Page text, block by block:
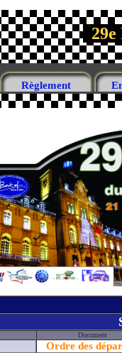
29e
Règlement
Document
Ordre des